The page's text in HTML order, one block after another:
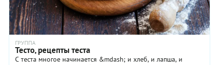
ГРУППА
Тесто, рецепты теста
С теста многое начинается &mdash; и хлеб, и лапша, и